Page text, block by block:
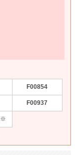
F00854
F00937
※